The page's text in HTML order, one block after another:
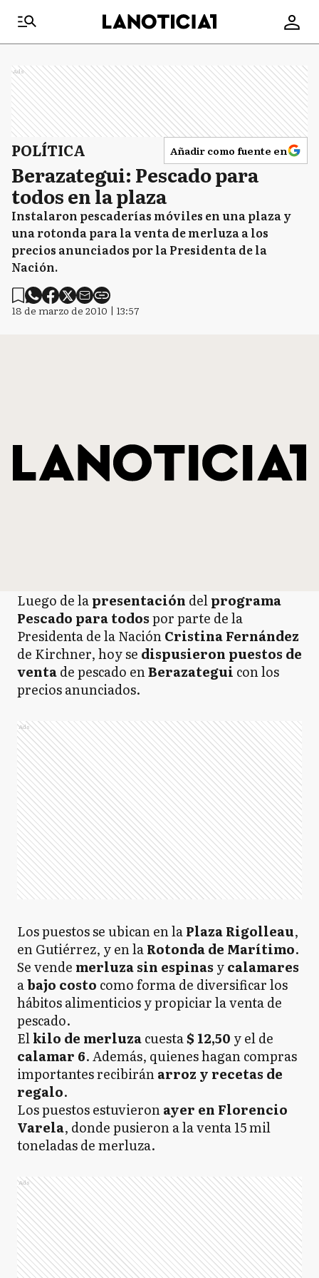
Ads
POLÍTICA Añadir como fuente en
Berazategui: Pescado para
todos en la plaza
Instalaron pescaderías móviles en una plaza y
una rotonda para la venta de merluza a los
precios anunciados por la Presidenta de la
Nación.
18 de marzo de 2010 | 13:57
Luego de lapresentación delprograma
Pescado para todospor parte de la
Presidenta de la NaciónCristina Fernández
de Kirchner, hoy se dispusieron puestos de
ventade pescado enBerazategui con los
precios anunciados.
Ads
Los puestos se ubican en laPlaza Rigolleau,
en Gutiérrez, y en laRotonda de Marítimo.
Se vende merluza sin espinas ycalamares
abajo costo como forma de diversificar los
hábitos alimenticios y propiciar la venta de
pescado.
Elkilo de merluzacuesta$ 12,50 y el de
calamar 6. Además, quienes hagan compras
importantes recibiránarroz y recetas de
regalo.
Los puestos estuvieronayer en Florencio
Varela, donde pusieron a la venta 15 mil
toneladas de merluza.
Ads